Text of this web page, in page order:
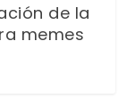
de la
memes